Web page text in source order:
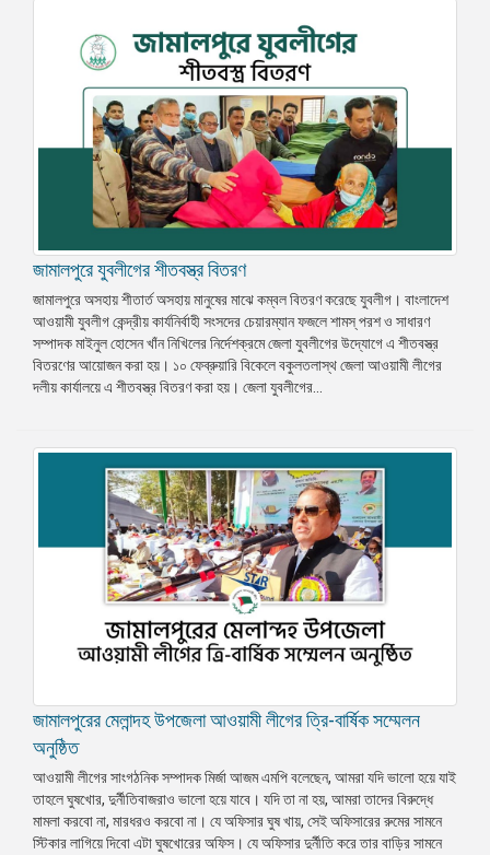
জামালপুরে যুবলীগের শীতবস্ত্র বিতরণ
জামালপুরে অসহায় শীতার্ত অসহায় মানুষের মাঝে কম্বল বিতরণ করেছে যুবলীগ। বাংলাদেশ
আওয়ামী যুবলীগ কেন্দ্রীয় কার্যনির্বাহী সংসদের চেয়ারম্যান ফজলে শামস্ পরশ ও সাধারণ
সম্পাদক মাইনুল হোসেন খাঁন নিখিলের নির্দেশক্রমে জেলা যুবলীগের উদ্যোগে এ শীতবস্ত্র
বিতরণের আয়োজন করা হয়। ১০ ফেব্রুয়ারি বিকেলে বকুলতলাস্থ জেলা আওয়ামী লীগের
দলীয় কার্যালয়ে এ শীতবস্ত্র বিতরণ করা হয়। জেলা যুবলীগের...
জামালপুরের মেলান্দহ উপজেলা আওয়ামী লীগের ত্রি-বার্ষিক সম্মেলন
অনুষ্ঠিত
আওয়ামী লীগের সাংগঠনিক সম্পাদক মির্জা আজম এমপি বলেছেন, আমরা যদি ভালো হয়ে যাই
তাহলে ঘুষখোর, দুর্নীতিবাজরাও ভালো হয়ে যাবে। যদি তা না হয়, আমরা তাদের বিরুদ্ধে
মামলা করবো না, মারধরও করবো না। যে অফিসার ঘুষ খায়, সেই অফিসারের রুমের সামনে
স্টিকার লাগিয়ে দিবো এটা ঘুষখোরের অফিস। যে অফিসার দুর্নীতি করে তার বাড়ির সামনে